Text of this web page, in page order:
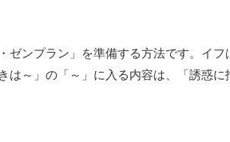
ゼンプラン」を準備する方法です。イ
は～」の「～」に入る内容は、「誘惑